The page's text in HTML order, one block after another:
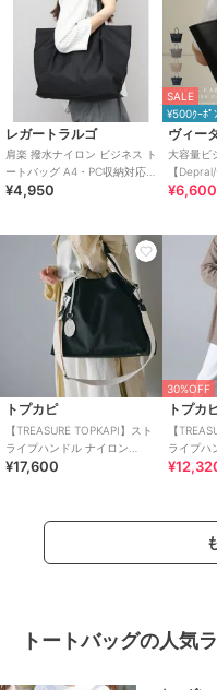
レガートラルゴ
肩楽 撥水ナイロン ビジネス ト
ートバッグ A4・PC収納対応
軽量 肩楽シリーズ
¥4,950
SALE
¥500ｸｰﾎﾟ
ヴィー
大容量ビ
【
¥6,600
トプカピ
【TREASURE TOPKAPI】スト
ライプハンドル ナイロン
2way トートバッグ A4対応
¥17,600
30%OFF
トプカ
【
ライプハ
2way ト
トートバッグの人気